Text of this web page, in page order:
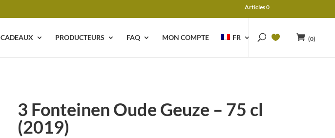
Articles 0
CADEAUX PRODUCTEURS FAQ MON COMPTE FR (0)
3 Fonteinen Oude Geuze – 75 cl
(2019)